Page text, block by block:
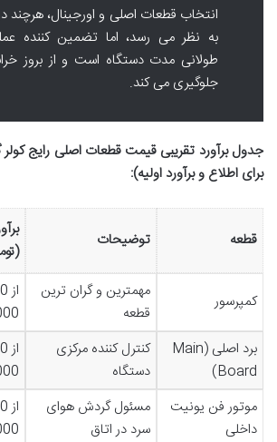
انتخاب قطعات اصلی و اورجینال، هرچند در
به نظر می رسد، اما تضمین کننده
طولانی مدت دستگاه است و از بروز
جلوگیری می کند.
جدول برآورد تقریبی قیمت قطعات اصلی رایج
برای اطلاع و برآورد اولیه):
قطعه توضیحات
کمپرسور
مهمترین و گران ترین
قطعه
برد اصلی (Main
Board)
کنترل کننده مرکزی
دستگاه
موتور فن یونیت
داخلی
مسئول گردش هوای
سرد در اتاق